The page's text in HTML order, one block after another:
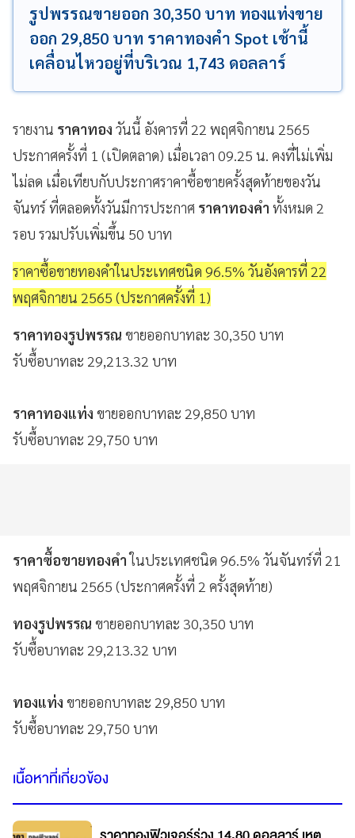
รูปพรรณขายออก 30,350 บาท ทองแท่งขาย
ออก 29,850 บาท ราคาทองคำ Spot เช้านี้
เคลื่อนไหวอยู่ที่บริเวณ 1,743 ดอลลาร์
รายงาน ราคาทอง วันนี้ อังคารที่ 22 พฤศจิกายน 2565
ประกาศครั้งที่ 1 (เปิดตลาด) เมื่อเวลา 09.25 น. คงที่ไม่เพิ่ม
ไม่ลด เมื่อเทียบกับประกาศราคาซื้อขายครั้งสุดท้ายของวัน
จันทร์ ที่ตลอดทั้งวันมีการประกาศ ราคาทองคำ ทั้งหมด 2
รอบ รวมปรับเพิ่มขึ้น 50 บาท
ราคาซื้อขายทองคําในประเทศชนิด 96.5% วันอังคารที่ 22
พฤศจิกายน 2565 (ประกาศครั้งที่ 1)
ราคาทองรูปพรรณ ขายออกบาทละ 30,350 บาท
รับซื้อบาทละ 29,213.32 บาท
ราคาทองแท่ง ขายออกบาทละ 29,850 บาท
รับซื้อบาทละ 29,750 บาท
ราคาซื้อขายทองคําในประเทศชนิด 96.5% วันจันทร์ที่ 21
พฤศจิกายน 2565 (ประกาศครั้งที่ 2 ครั้งสุดท้าย)
ทองรูปพรรณ ขายออกบาทละ 30,350 บาท
รับซื้อบาทละ 29,213.32 บาท
ทองแท่ง ขายออกบาทละ 29,850 บาท
รับซื้อบาทละ 29,750 บาท
เนื้อหาที่เกี่ยวข้อง